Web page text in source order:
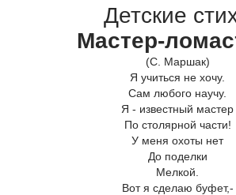
Детские
Мастер-
(С. Маршак)
Я учиться не хочу.
Сам любого научу.
Я - известный мастер
По столярной части!
У меня охоты нет
До поделки
Мелкой.
Вот я сделаю буфет,-